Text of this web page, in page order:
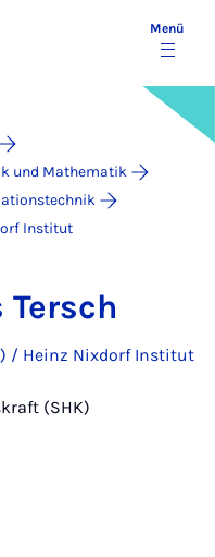
Menü
und Mathematik
Institut
/ Heinz Nixdorf Institut
(SHK)